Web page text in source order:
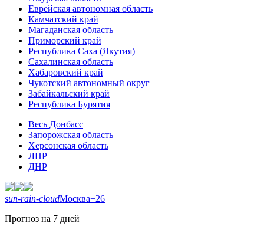
Еврейская автономная область
Камчатский край
Магаданская область
Приморский край
Республика Саха (Якутия)
Сахалинская область
Хабаровский край
Чукотский автономный округ
Забайкальский край
Республика Бурятия
Весь Донбасс
Запорожская область
Херсонская область
ЛНР
ДНР
sun-rain-cloudМосква+26
Прогноз на 7 дней